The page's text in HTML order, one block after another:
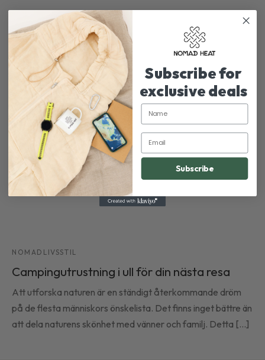
NOMADLIVSSTIL
Campingutrustning i ull för din nästa resa
Att utforska naturen är en ständigt återkommande dröm
på de flesta människors önskelista. Det finns inget bättre än
att dela naturens skönhet med vänner och familj. Detta [...]
Subscribe for
exclusive deals
Name
Email
Subscribe